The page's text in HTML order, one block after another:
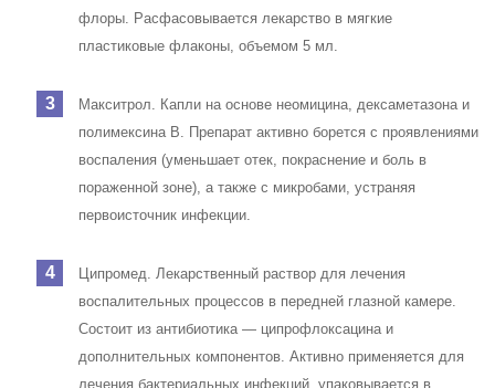
флоры. Расфасовывается лекарство в мягкие
пластиковые флаконы, объемом 5 мл.
Макситрол. Капли на основе неомицина, дексаметазона и
полимексина В. Препарат активно борется с проявлениями
воспаления (уменьшает отек, покраснение и боль в
пораженной зоне), а также с микробами, устраняя
первоисточник инфекции.
Ципромед. Лекарственный раствор для лечения
воспалительных процессов в передней глазной камере.
Состоит из антибиотика — ципрофлоксацина и
дополнительных компонентов. Активно применяется для
лечения бактериальных инфекций, упаковывается в